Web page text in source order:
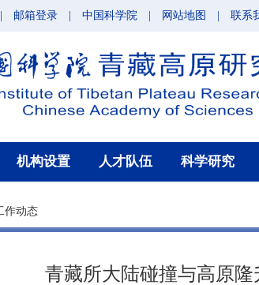
邮箱登录 中国科学院 网站地图 联系
机构设置 人才队伍 科学研究
作动态
青藏所大陆碰撞与高原